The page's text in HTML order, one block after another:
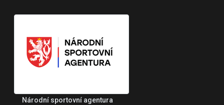
Národní sportovní agentura